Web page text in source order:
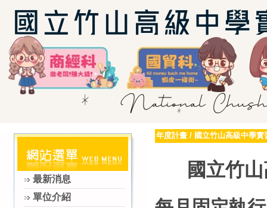
最新消息
單位介紹
年度計畫 / 國立竹山高級中學
國立竹